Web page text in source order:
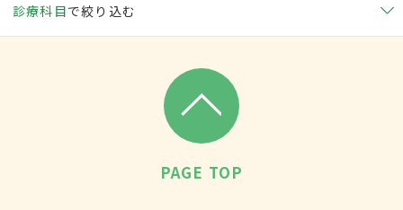
診療科目で絞り込む
PAGE TOP